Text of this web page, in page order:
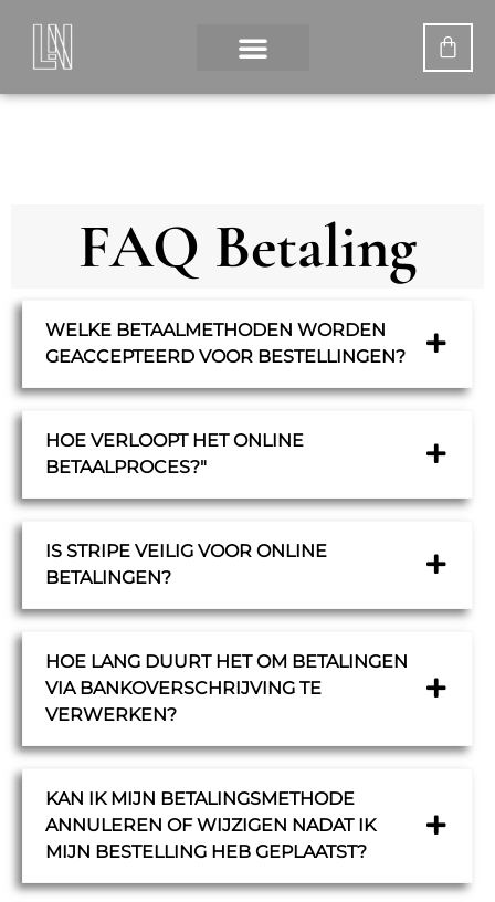
FAQ Betaling
WELKE BETAALMETHODEN WORDEN
GEACCEPTEERD VOOR BESTELLINGEN?
HOE VERLOOPT HET ONLINE
BETAALPROCES?"
IS STRIPE VEILIG VOOR ONLINE
BETALINGEN?
HOE LANG DUURT HET OM BETALINGEN
VIA BANKOVERSCHRIJVING TE
VERWERKEN?
KAN IK MIJN BETALINGSMETHODE
ANNULEREN OF WIJZIGEN NADAT IK
MIJN BESTELLING HEB GEPLAATST?